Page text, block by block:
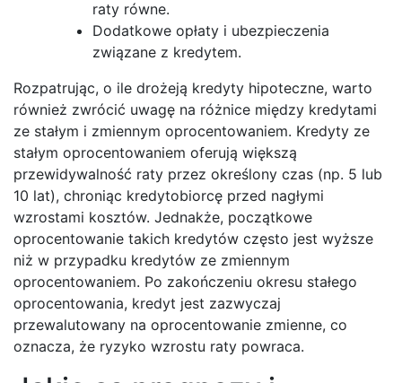
raty równe.
Dodatkowe opłaty i ubezpieczenia
związane z kredytem.
Rozpatrując, o ile drożeją kredyty hipoteczne, warto
również zwrócić uwagę na różnice między kredytami
ze stałym i zmiennym oprocentowaniem. Kredyty ze
stałym oprocentowaniem oferują większą
przewidywalność raty przez określony czas (np. 5 lub
10 lat), chroniąc kredytobiorcę przed nagłymi
wzrostami kosztów. Jednakże, początkowe
oprocentowanie takich kredytów często jest wyższe
niż w przypadku kredytów ze zmiennym
oprocentowaniem. Po zakończeniu okresu stałego
oprocentowania, kredyt jest zazwyczaj
przewalutowany na oprocentowanie zmienne, co
oznacza, że ryzyko wzrostu raty powraca.